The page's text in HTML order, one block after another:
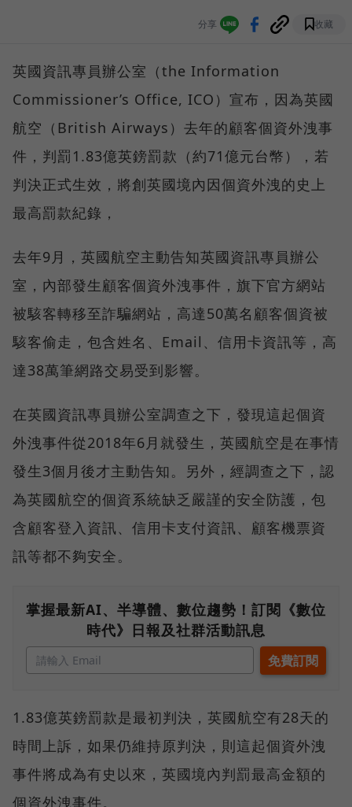
分享 收藏
英國資訊專員辦公室（the Information
Commissioner’s Office, ICO）宣布，因為英國
航空（British Airways）去年的顧客個資外洩事
件，判罰1.83億英鎊罰款（約71億元台幣），若
判決正式生效，將創英國境內因個資外洩的史上
最高罰款紀錄，
去年9月，英國航空主動告知英國資訊專員辦公
室，內部發生顧客個資外洩事件，旗下官方網站
被駭客轉移至詐騙網站，高達50萬名顧客個資被
駭客偷走，包含姓名、Email、信用卡資訊等，高
達38萬筆網路交易受到影響。
在英國資訊專員辦公室調查之下，發現這起個資
外洩事件從2018年6月就發生，英國航空是在事情
發生3個月後才主動告知。另外，經調查之下，認
為英國航空的個資系統缺乏嚴謹的安全防護，包
含顧客登入資訊、信用卡支付資訊、顧客機票資
訊等都不夠安全。
掌握最新AI、半導體、數位趨勢！訂閱《數位
時代》日報及社群活動訊息
1.83億英鎊罰款是最初判決，英國航空有28天的
時間上訴，如果仍維持原判決，則這起個資外洩
事件將成為有史以來，英國境內判罰最高金額的
個資外洩事件。